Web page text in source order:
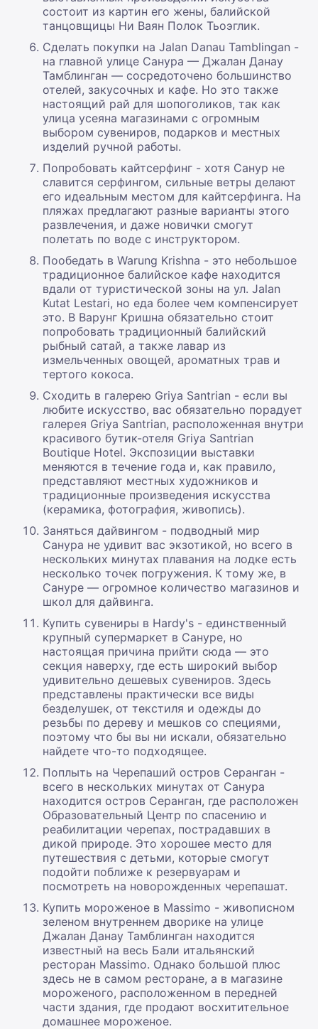
состоит из картин его жены, балийской
танцовщицы Ни Ваян Полок Тьоэглик.
Сделать покупки на Jalan Danau Tamblingan -
на главной улице Санура — Джалан Данау
Тамблинган — сосредоточено большинство
отелей, закусочных и кафе. Но это также
настоящий рай для шопоголиков, так как
улица усеяна магазинами с огромным
выбором сувениров, подарков и местных
изделий ручной работы.
Попробовать кайтсерфинг - хотя Санур не
славится серфингом, сильные ветры делают
его идеальным местом для кайтсерфинга. На
пляжах предлагают разные варианты этого
развлечения, и даже новички смогут
полетать по воде с инструктором.
Пообедать в Warung Krishna - это небольшое
традиционное балийское кафе находится
вдали от туристической зоны на ул. Jalan
Kutat Lestari, но еда более чем компенсирует
это. В Варунг Кришна обязательно стоит
попробовать традиционный балийский
рыбный сатай, а также лавар из
измельченных овощей, ароматных трав и
тертого кокоса.
Сходить в галерею Griya Santrian - если вы
любите искусство, вас обязательно порадует
галерея Griya Santrian, расположенная внутри
красивого бутик-отеля Griya Santrian
Boutique Hotel. Экспозиции выставки
меняются в течение года и, как правило,
представляют местных художников и
традиционные произведения искусства
(керамика, фотография, живопись).
Заняться дайвингом - подводный мир
Санура не удивит вас экзотикой, но всего в
нескольких минутах плавания на лодке есть
несколько точек погружения. К тому же, в
Сануре — огромное количество магазинов и
школ для дайвинга.
Купить сувениры в Hardy's - единственный
крупный супермаркет в Сануре, но
настоящая причина прийти сюда — это
секция наверху, где есть широкий выбор
удивительно дешевых сувениров. Здесь
представлены практически все виды
безделушек, от текстиля и одежды до
резьбы по дереву и мешков со специями,
поэтому что бы вы ни искали, обязательно
найдете что-то подходящее.
Поплыть на Черепаший остров Серанган -
всего в нескольких минутах от Санура
находится остров Серанган, где расположен
Образовательный Центр по спасению и
реабилитации черепах, пострадавших в
дикой природе. Это хорошее место для
путешествия с детьми, которые смогут
подойти поближе к резервуарам и
посмотреть на новорожденных черепашат.
Купить мороженое в Massimo - живописном
зеленом внутреннем дворике на улице
Джалан Данау Тамблинган находится
известный на весь Бали итальянский
ресторан Massimo. Однако большой плюс
здесь не в самом ресторане, а в магазине
мороженого, расположенном в передней
части здания, где продают восхитительное
домашнее мороженое.